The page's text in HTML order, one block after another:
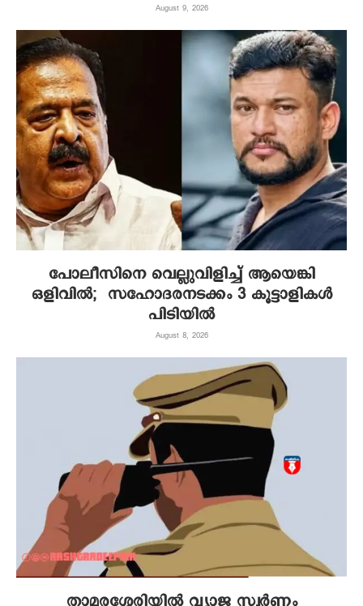
August 9, 2026
പോലീസിനെ വെല്ലുവിളിച്ച് ആയെങ്കി
ഒളിവിൽ; സഹോദരനടക്കം 3 കൂട്ടാളികൾ
പിടിയിൽ
August 8, 2026
താമരശ്ശേരിയിൽ വ്യാജ സ്വർണം